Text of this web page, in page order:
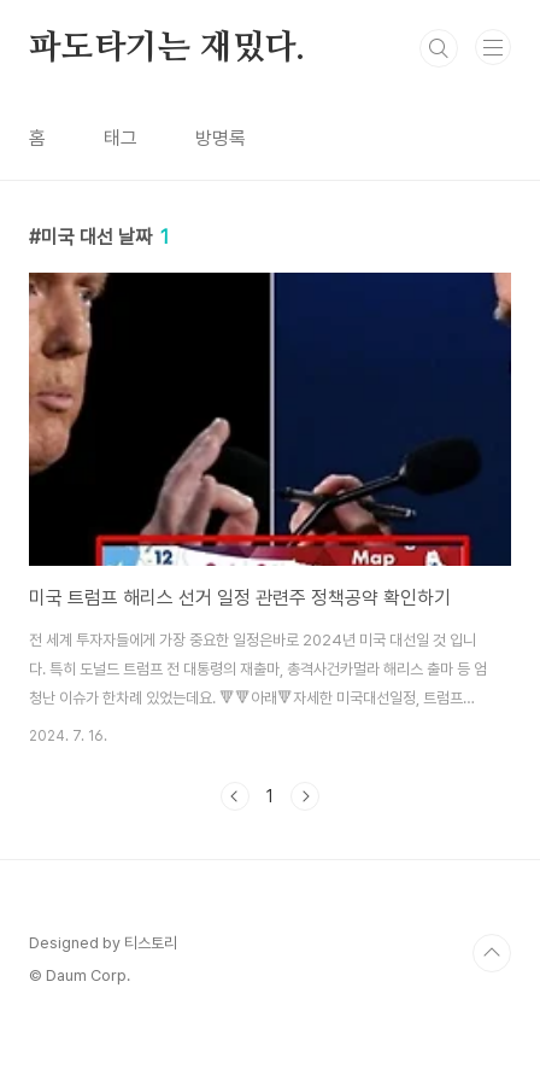
파도타기는 재밌다.
홈 태그 방명록
미국 대선 날짜 1
미국 트럼프 해리스 선거 일정 관련주 정책공약 확인하기
전 세계 투자자들에게 가장 중요한 일정은바로 2024년 미국 대선일 것 입니
다. 특히 도널드 트럼프 전 대통령의 재출마, 총격사건카멀라 해리스 출마 등 엄
청난 이슈가 한차례 있었는데요. 🔻🔻아래🔻자세한 미국대선일정, 트럼프관
련주, 트럼프 해리스의 정책 공약을 확인해 보세요! 트럼프 관련주 확인👉 미
으로 몇년간 경제적 큰 흐름을 결정할 미국 대선 결과를실시간 스티리밍 서비
2024. 7. 16.
1
Designed by 티스토리
© Daum Corp.